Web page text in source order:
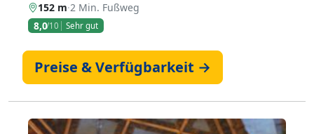
152 m·2 Min. Fußweg
8,0/10 Sehr gut
Preise & Verfügbarkeit →